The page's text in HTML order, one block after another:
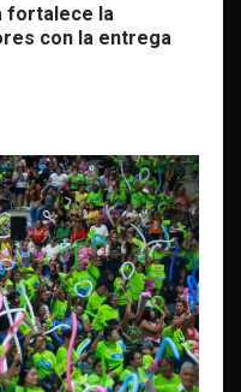
fortalece la
con la entrega